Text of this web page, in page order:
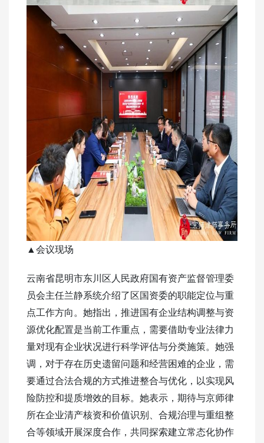
▲ 会议现场
云南省昆明市东川区人民政府国有资产监督管理委
员会主任兰静系统介绍了区国资委的职能定位与重
点工作方向。她指出，推进国有企业结构调整与资
源优化配置是当前工作重点，需要借助专业法律力
量对现有企业状况进行科学评估与分类施策。她强
调，对于存在历史遗留问题和经营困难的企业，需
要通过合法合规的方式推进整合与优化，以实现风
险防控和提质增效的目标。她表示，期待与京师律
所在企业清产核资和价值识别、合规治理与重组整
合等领域开展深度合作，共同探索建立常态化协作